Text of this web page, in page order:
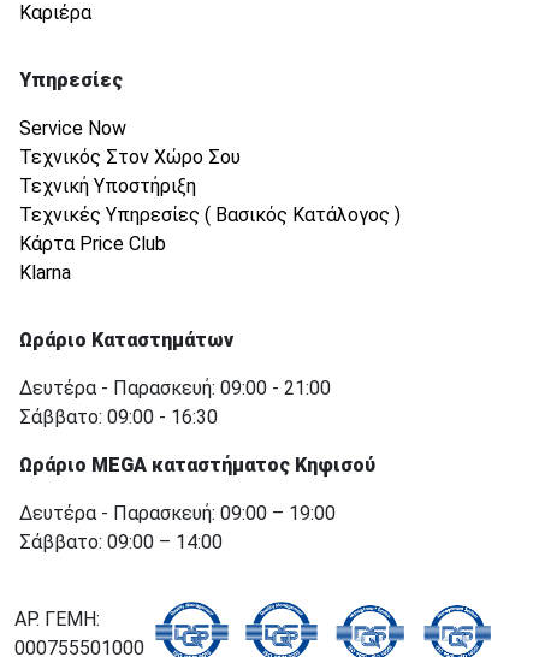
Καριέρα
Υπηρεσίες
Service Now
Τεχνικός Στον Χώρο Σου
Τεχνική Υποστήριξη
Τεχνικές Υπηρεσίες ( Βασικός Κατάλογος )
Κάρτα Price Club
Klarna
Ωράριο Καταστημάτων
Δευτέρα - Παρασκευή: 09:00 - 21:00
Σάββατο: 09:00 - 16:30
Ωράριο MEGA καταστήματος Κηφισού
Δευτέρα - Παρασκευή: 09:00 – 19:00
Σάββατο: 09:00 – 14:00
ΑΡ. ΓΕΜΗ:
000755501000